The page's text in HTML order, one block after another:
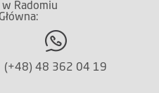
Radomiu
(+48) 48 362 04 19